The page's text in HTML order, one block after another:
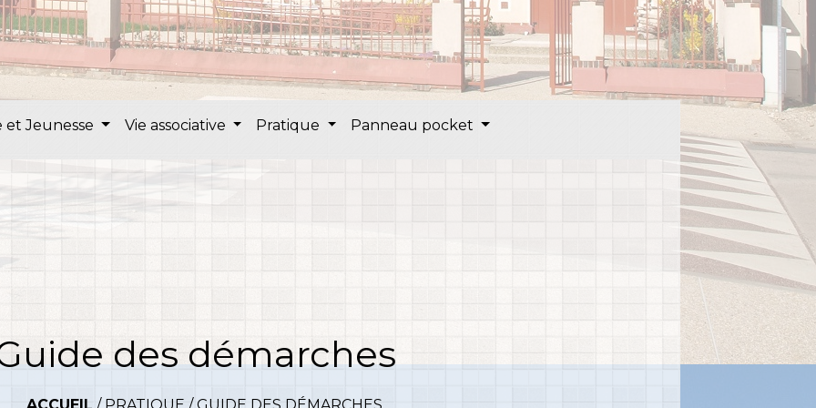
et Jeunesse Vie associative Pratique Panneau pocket
des démarches
ACCUEIL / PRATIQUE /GUIDE DES DÉMARCHES